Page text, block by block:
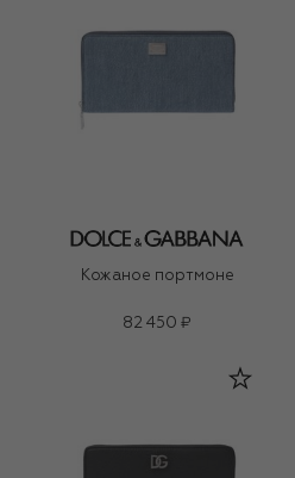
Кожаное портмоне
82 450 ₽